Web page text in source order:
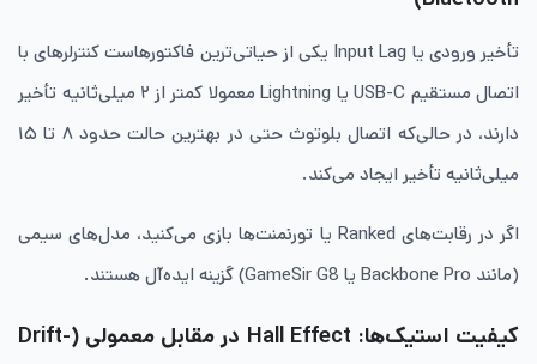
تأخیر ورودی یا Input Lag یکی از حیاتی‌ترین فاکتورهاست کنترلرهای با
اتصال مستقیم USB-C یا Lightning معمولا کمتر از ۲ میلی‌ثانیه تأخیر
دارند، در حالی‌که اتصال بلوتوث حتی در بهترین حالت حدود ۸ تا ۱۵
میلی‌ثانیه تأخیر ایجاد می‌کند.
اگر در رقابت‌های Ranked یا تورنمنت‌ها بازی می‌کنید، مدل‌های سیمی
(مانند Backbone Pro یا GameSir G8) گزینه ایده‌آل هستند.
کیفیت استیک‌ها: Hall Effect در مقابل معمولی (Drift-